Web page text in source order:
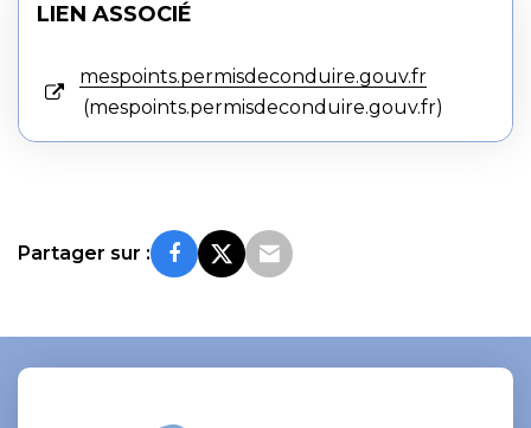
LIEN ASSOCIÉ
mespoints.permisdeconduire.gouv.fr
mespoints.permisdeconduire.gouv.fr
Partager sur :